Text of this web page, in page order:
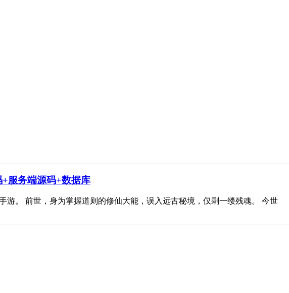
+服务端源码+数据库
游。 前世，身为掌握道则的修仙大能，误入远古秘境，仅剩一缕残魂。 今世